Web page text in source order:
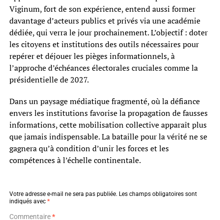
Viginum, fort de son expérience, entend aussi former
davantage d’acteurs publics et privés via une académie
dédiée, qui verra le jour prochainement. L’objectif : doter
les citoyens et institutions des outils nécessaires pour
repérer et déjouer les pièges informationnels, à
l’approche d’échéances électorales cruciales comme la
présidentielle de 2027.
Dans un paysage médiatique fragmenté, où la défiance
envers les institutions favorise la propagation de fausses
informations, cette mobilisation collective apparaît plus
que jamais indispensable. La bataille pour la vérité ne se
gagnera qu’à condition d’unir les forces et les
compétences à l’échelle continentale.
Votre adresse e-mail ne sera pas publiée. Les champs obligatoires sont
indiqués avec *
Commentaire*